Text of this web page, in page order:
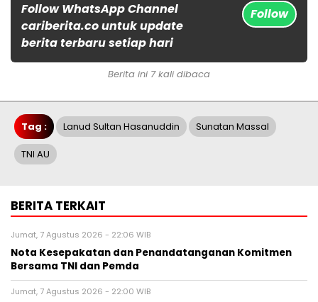
Follow WhatsApp Channel
cariberita.co untuk update
berita terbaru setiap hari
Follow
Berita ini 7 kali dibaca
Tag : Lanud Sultan Hasanuddin Sunatan Massal
TNI AU
BERITA TERKAIT
Jumat, 7 Agustus 2026 - 22:06 WIB
Nota Kesepakatan dan Penandatanganan Komitmen
Bersama TNI dan Pemda
Jumat, 7 Agustus 2026 - 22:00 WIB